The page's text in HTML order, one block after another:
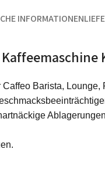
INFORMATIONEN
Barista, Lounge,